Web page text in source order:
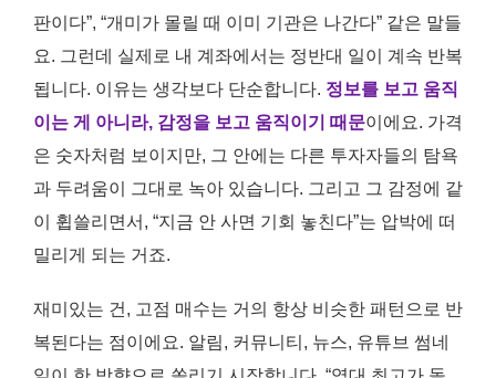
판이다”, “개미가 몰릴 때 이미 기관은 나간다” 같은 말들
요. 그런데 실제로 내 계좌에서는 정반대 일이 계속 반복
됩니다. 이유는 생각보다 단순합니다. 정보를 보고 움직
이는 게 아니라, 감정을 보고 움직이기 때문이에요. 가격
은 숫자처럼 보이지만, 그 안에는 다른 투자자들의 탐욕
과 두려움이 그대로 녹아 있습니다. 그리고 그 감정에 같
이 휩쓸리면서, “지금 안 사면 기회 놓친다”는 압박에 떠
밀리게 되는 거죠.
재미있는 건, 고점 매수는 거의 항상 비슷한 패턴으로 반
복된다는 점이에요. 알림, 커뮤니티, 뉴스, 유튜브 썸네